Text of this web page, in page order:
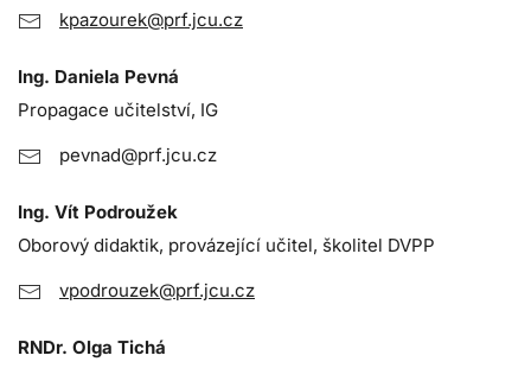
kpazourek@prf.jcu.cz
Ing. Daniela Pevná
Propagace učitelství, IG
pevnad@prf.jcu.cz
Ing. Vít Podroužek
Oborový didaktik, provázející učitel, školitel DVPP
vpodrouzek@prf.jcu.cz
RNDr. Olga Tichá